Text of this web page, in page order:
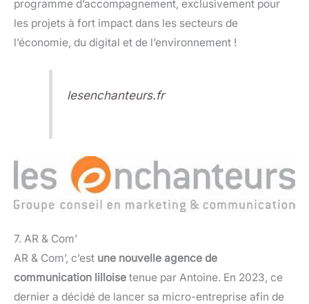
programme d’accompagnement, exclusivement pour
les projets à fort impact dans les secteurs de
l’économie, du digital et de l’environnement !
lesenchanteurs.fr
7. AR & Com’
AR & Com’, c’est une nouvelle agence de
communication lilloise tenue par Antoine. En 2023, ce
dernier a décidé de lancer sa micro-entreprise afin de